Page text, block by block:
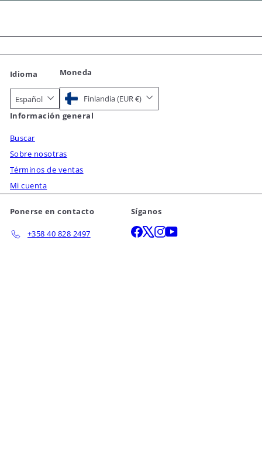
Idioma
Español
Moneda
Finlandia (EUR €)
Información general
Buscar
Sobre nosotras
Términos de ventas
Mi cuenta
Ponerse en contacto
+358 40 828 2497
Síganos
Facebook
X Instagram
YouTube